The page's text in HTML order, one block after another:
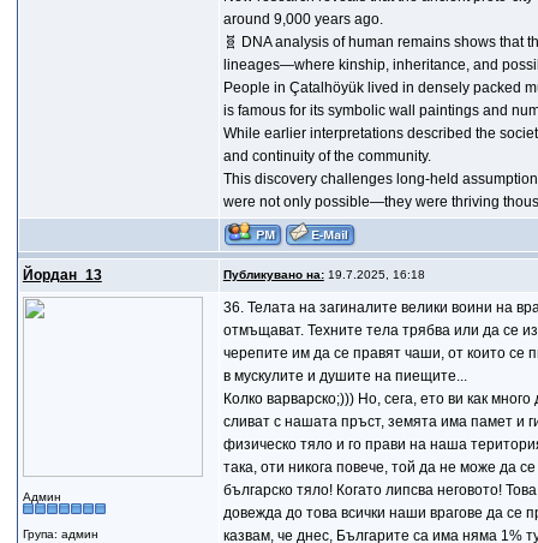
around 9,000 years ago.
🧬 DNA analysis of human remains shows that
lineages—where kinship, inheritance, and
People in Çatalhöyük lived in densely packed
is famous for its symbolic wall paintings and
While earlier interpretations described the
and continuity of the community.
This discovery challenges long-held
were not only possible—they were thriving
Йордан_13 Публикувано на:19.7.2025, 16:18
Админ
Група: админ
36. Телата на загиналите велики воини на
отмъщават. Техните тела трябва или да се
черепите им да се правят чаши, от които се
в мускулите и душите на пиещите...
Колко варварско;))) Но, сега, ето ви как
сливат с нашата пръст, земята има памет и
физическо тяло и го прави на наша
така, оти никога повече, той да не може да
българско тяло! Когато липсва неговото!
довежда до това всички наши врагове да се
казвам, че днес, Българите са има няма 1%